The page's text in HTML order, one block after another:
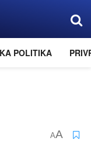
POLITIKA
AA